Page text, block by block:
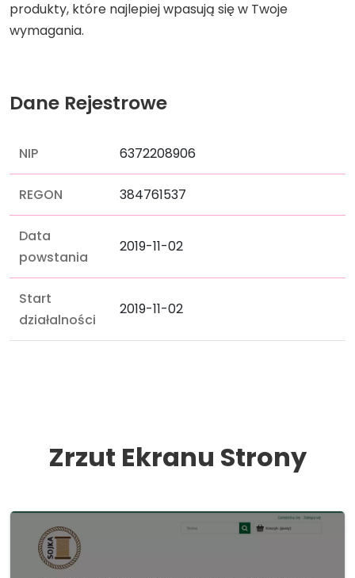
produkty, które najlepiej wpasują się w Twoje
wymagania.
Dane Rejestrowe
NIP 6372208906
REGON 384761537
Data
powstania
2019-11-02
Start
działalności
2019-11-02
Zrzut Ekranu Strony